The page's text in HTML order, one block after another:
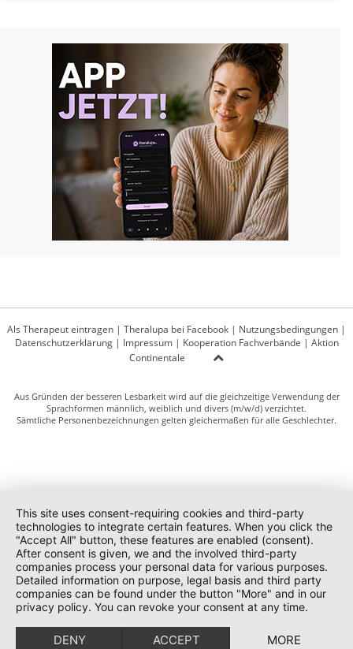
Als Therapeut eintragen | Theralupa bei Facebook | Nutzungsbedingungen |
Datenschutzerklärung| Impressum| Kooperation Fachverbände | Aktion
Continentale
Aus Gründen der besseren Lesbarkeit wird auf die gleichzeitige Verwendung der
Sprachformen männlich, weiblich und divers (m/w/d) verzichtet.
Sämtliche Personenbezeichnungen gelten gleichermaßen für alle Geschlechter.
This site uses consent-requiring cookies and third-party
technologies to integrate certain features. When you click the
"Accept All" button, these features are enabled (consent).
After consent is given, we and the involved third-party
companies process your personal data for various purposes.
Detailed information on purpose, legal basis and third party
companies can be found under the button "More" and in our
privacy policy. You can revoke your consent at any time.
DENY ACCEPT MORE